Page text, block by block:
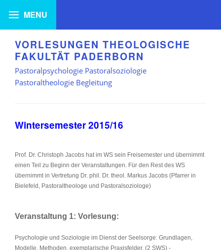
VORLESUNGEN THEOLOGISCHE
FAKULTÄT PADERBORN
Pastoralpsychologie Pastoralsoziologie
Pastoraltheologie Begleitung
Wintersemester 2015/16
Prof. Dr. Christoph Jacobs hat im WS sein Freisemester und übernimmt
einen Teil zu Beginn der Veranstaltungen. Für den Rest des WS
übernimmt in Vertretung Dr. phil. Dr. theol. Markus Jacobs (Pfarrer in
Bielefeld, Pastoraltheologe und Pastoralsoziologe)
Veranstaltung 1: Vorlesung:
Psychologie und Soziologie im Dienst der Seelsorge: Grundlagen,
Modelle, Methoden, exemplarische Praxisfelder. (2 SWS) -